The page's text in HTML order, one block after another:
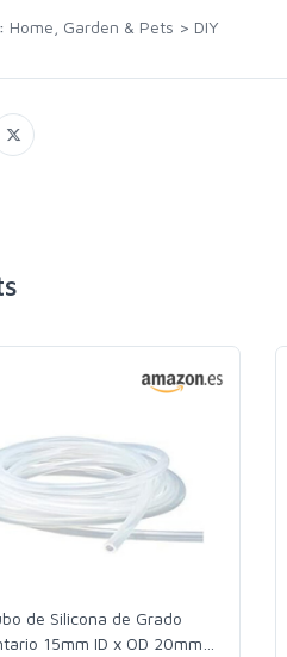
Home, Garden & Pets > DIY
de Silicona de Grado
15mm ID x OD 20mm